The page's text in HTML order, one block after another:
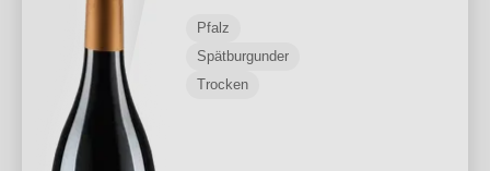
Pfalz
Spätburgunder
Trocken